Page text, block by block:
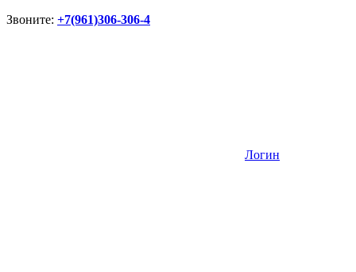
Звоните: +7(961)306-306-4
Логин